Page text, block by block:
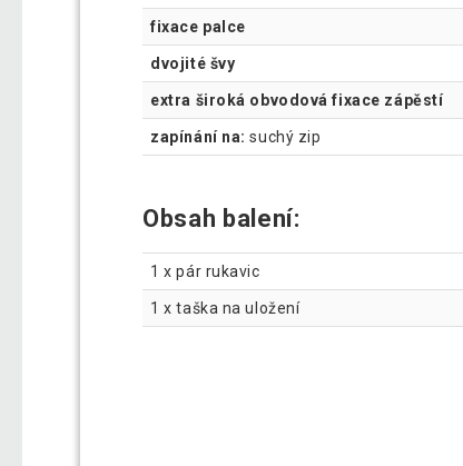
fixace palce
dvojité švy
extra široká obvodová fixace zápěstí
zapínání na: suchý zip
Obsah balení:
1 x pár rukavic
1 x taška na uložení